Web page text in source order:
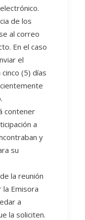
de los
al correo
En el caso
el
(5) días
contener
a
y
su
la reunión
Emisora
a
la soliciten.